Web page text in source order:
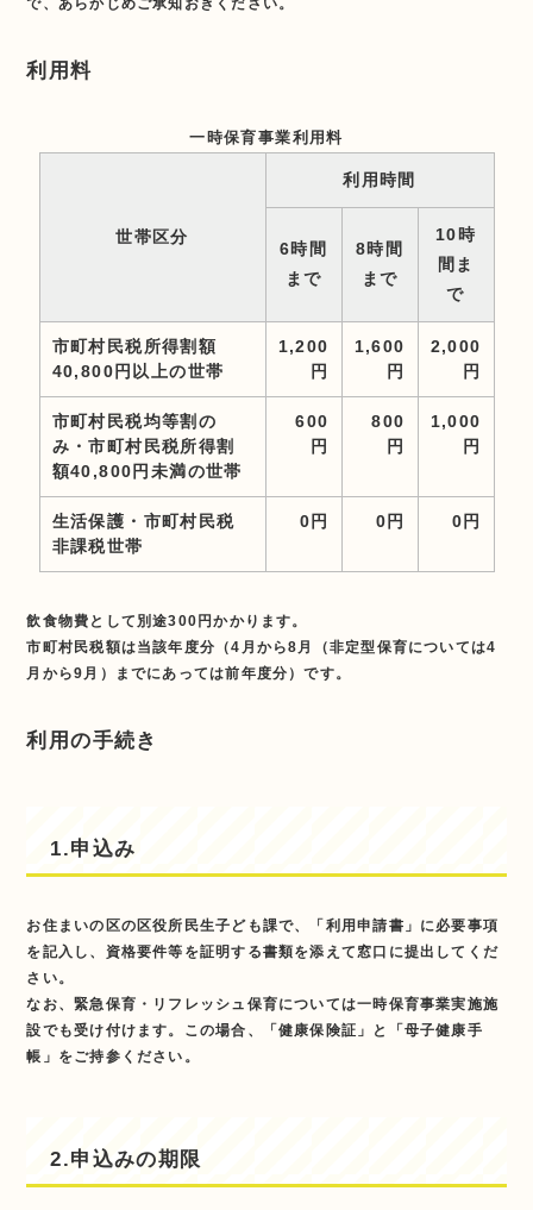
で、あらかじめご承知おきください。
利用料
一時保育事業利用料
世帯区分
利用時間
6時間
まで
8時間
まで
10時
間ま
で
市町村民税所得割額
40,800円以上の世帯
1,200
円
1,600
円
2,000
円
市町村民税均等割の
み・市町村民税所得割
額40,800円未満の世帯
600
円
800
円
1,000
円
生活保護・市町村民税
非課税世帯
0円 0円 0円
飲食物費として別途300円かかります。
市町村民税額は当該年度分（4月から8月（非定型保育については4
月から9月）までにあっては前年度分）です。
利用の手続き
1.申込み
お住まいの区の区役所民生子ども課で、「利用申請書」に必要事項
を記入し、資格要件等を証明する書類を添えて窓口に提出してくだ
さい。
なお、緊急保育・リフレッシュ保育については一時保育事業実施施
設でも受け付けます。この場合、「健康保険証」と「母子健康手
帳」をご持参ください。
2.申込みの期限